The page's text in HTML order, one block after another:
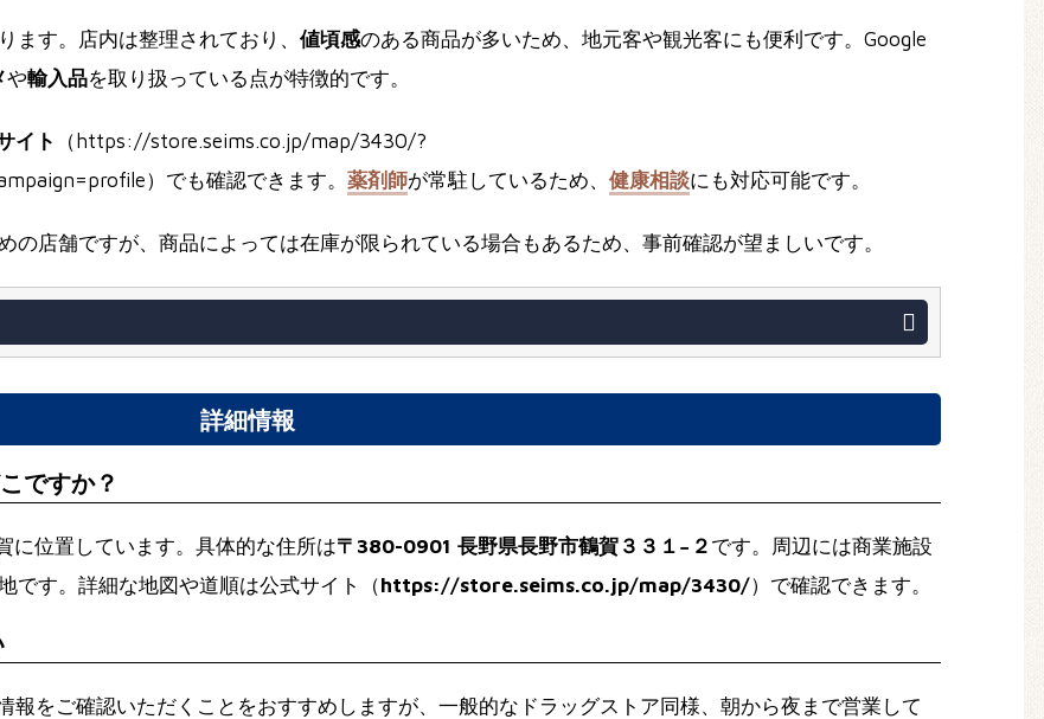
ます。店内は整理されており、 値頃感のある商品が多いため、地元客や観光客にも便利です。Google
や輸入品を取り扱っている点が特徴的です。
イト
（https://store.seims.co.jp/map/3430/?
）でも確認できます。 薬剤師が常駐しているため、 健康相談にも対応可能です。
の店舗ですが、商品によっては在庫が限られている場合もあるため、事前確認が望ましいです。
詳細情報
ですか？
に位置しています。具体的な住所は〒380-0901 長野県長野市鶴賀３３１−２ です。周辺には商業施設
です。詳細な地図や道順は公式サイト（https://store.seims.co.jp/map/3430/）で確認できます。
報をご確認いただくことをおすすめしますが、一般的なドラッグストア同様、朝から夜まで営業して